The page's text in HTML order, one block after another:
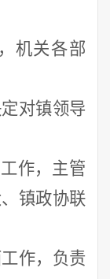
机关各部
对镇领导
作，主管
镇政协联
作，负责